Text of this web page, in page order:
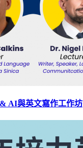
AI與英文寫作工作坊